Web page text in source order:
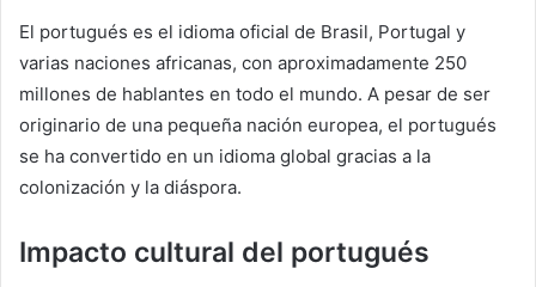
El portugués es el idioma oficial de Brasil, Portugal y
varias naciones africanas, con aproximadamente 250
millones de hablantes en todo el mundo. A pesar de ser
originario de una pequeña nación europea, el portugués
se ha convertido en un idioma global gracias a la
colonización y la diáspora.
Impacto cultural del portugués